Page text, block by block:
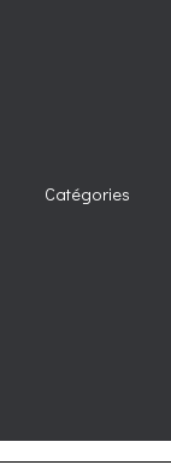
Catégories